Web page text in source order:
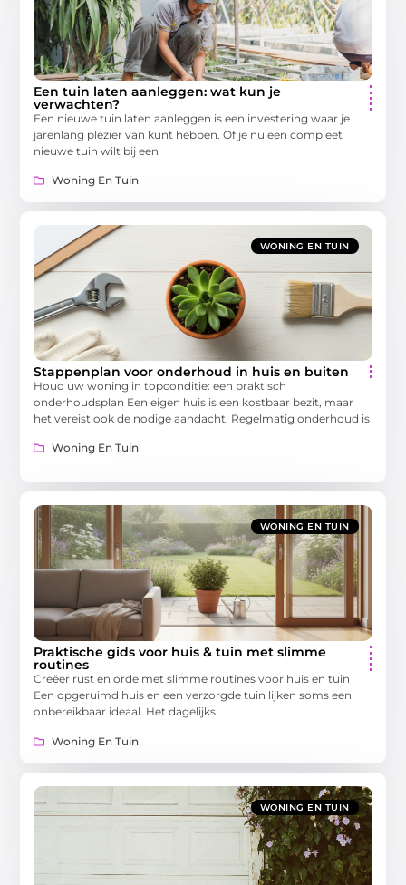
Een tuin laten aanleggen: wat kun je
verwachten?
Een nieuwe tuin laten aanleggen is een investering waar je
jarenlang plezier van kunt hebben. Of je nu een compleet
nieuwe tuin wilt bij een
Woning En Tuin
WONING EN TUIN
Stappenplan voor onderhoud in huis en buiten
Houd uw woning in topconditie: een praktisch
onderhoudsplan Een eigen huis is een kostbaar bezit, maar
het vereist ook de nodige aandacht. Regelmatig onderhoud is
Woning En Tuin
WONING EN TUIN
Praktische gids voor huis & tuin met slimme
routines
Creëer rust en orde met slimme routines voor huis en tuin
Een opgeruimd huis en een verzorgde tuin lijken soms een
onbereikbaar ideaal. Het dagelijks
Woning En Tuin
WONING EN TUIN